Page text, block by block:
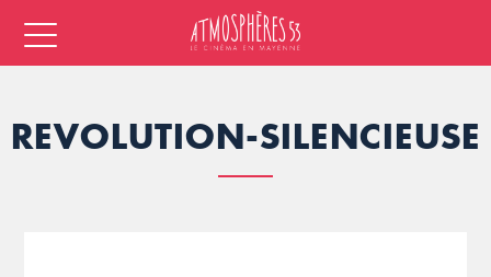
REVOLUTION-SILENCIEUSE